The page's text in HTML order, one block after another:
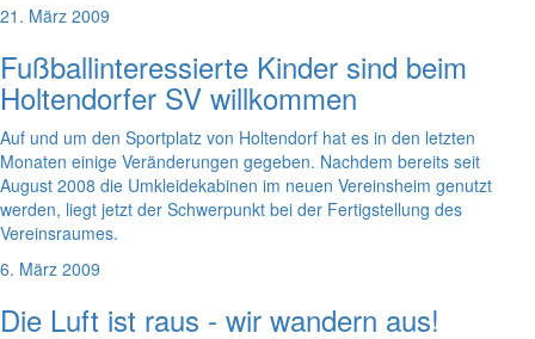
21. März 2009
Fußballinteressierte Kinder sind beim
Holtendorfer SV willkommen
Auf und um den Sportplatz von Holtendorf hat es in den letzten
Monaten einige Veränderungen gegeben. Nachdem bereits seit
August 2008 die Umkleidekabinen im neuen Vereinsheim genutzt
werden, liegt jetzt der Schwerpunkt bei der Fertigstellung des
Vereinsraumes.
6. März 2009
Die Luft ist raus - wir wandern aus!